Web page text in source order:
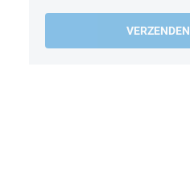
VERZENDEN